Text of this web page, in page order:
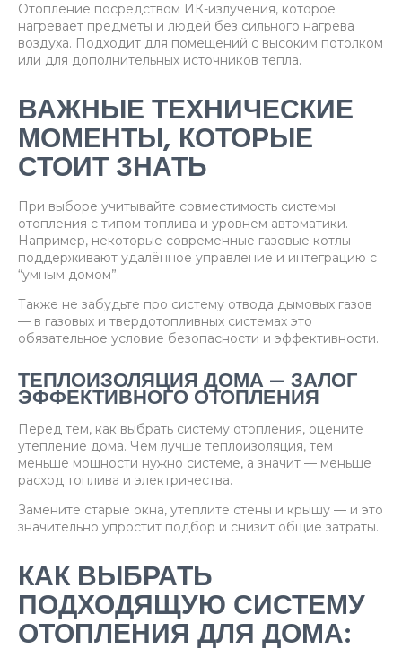
Отопление посредством ИК-излучения, которое
нагревает предметы и людей без сильного нагрева
воздуха. Подходит для помещений с высоким потолком
или для дополнительных источников тепла.
ВАЖНЫЕ ТЕХНИЧЕСКИЕ
МОМЕНТЫ, КОТОРЫЕ
СТОИТ ЗНАТЬ
При выборе учитывайте совместимость системы
отопления с типом топлива и уровнем автоматики.
Например, некоторые современные газовые котлы
поддерживают удалённое управление и интеграцию с
“умным домом”.
Также не забудьте про систему отвода дымовых газов
— в газовых и твердотопливных системах это
обязательное условие безопасности и эффективности.
ТЕПЛОИЗОЛЯЦИЯ ДОМА — ЗАЛОГ
ЭФФЕКТИВНОГО ОТОПЛЕНИЯ
Перед тем, как выбрать систему отопления, оцените
утепление дома. Чем лучше теплоизоляция, тем
меньше мощности нужно системе, а значит — меньше
расход топлива и электричества.
Замените старые окна, утеплите стены и крышу — и это
значительно упростит подбор и снизит общие затраты.
КАК ВЫБРАТЬ
ПОДХОДЯЩУЮ СИСТЕМУ
ОТОПЛЕНИЯ ДЛЯ ДОМА: